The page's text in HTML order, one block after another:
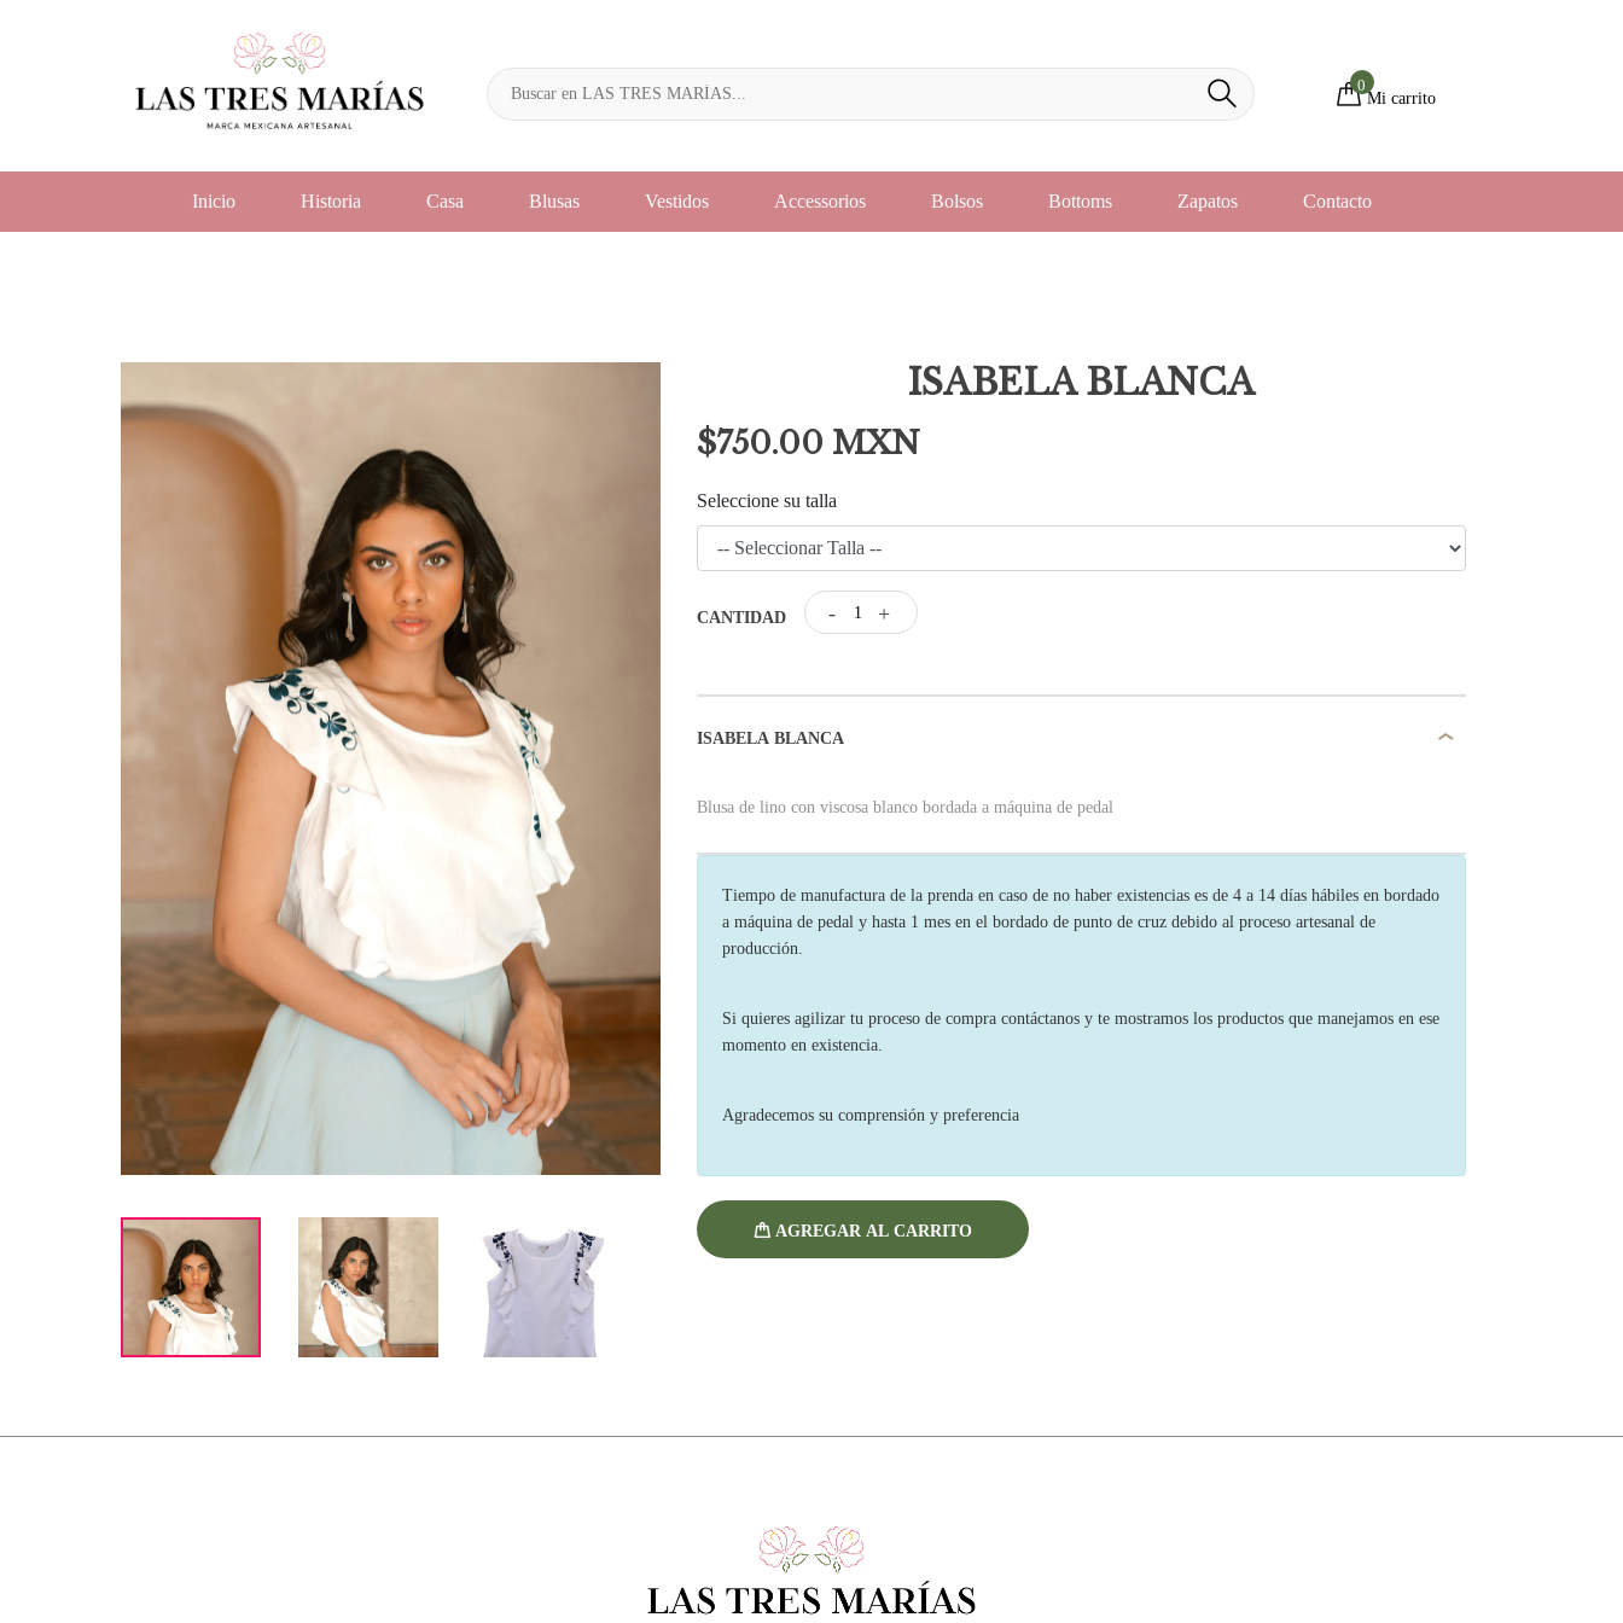
0
Mi carrito
Inicio Historia Casa Blusas Vestidos Accessorios Bolsos Bottoms Zapatos Contacto
ISABELA BLANCA
$750.00 MXN
Seleccione su talla
CANTIDAD - +
ISABELA BLANCA
Blusa de lino con viscosa blanco bordada a máquina de pedal
Tiempo de manufactura de la prenda en caso de no haber existencias es de 4 a 14 días hábiles en bordado
a máquina de pedal y hasta 1 mes en el bordado de punto de cruz debido al proceso artesanal de
producción.
Si quieres agilizar tu proceso de compra contáctanos y te mostramos los productos que manejamos en ese
momento en existencia.
Agradecemos su comprensión y preferencia
AGREGAR AL CARRITO